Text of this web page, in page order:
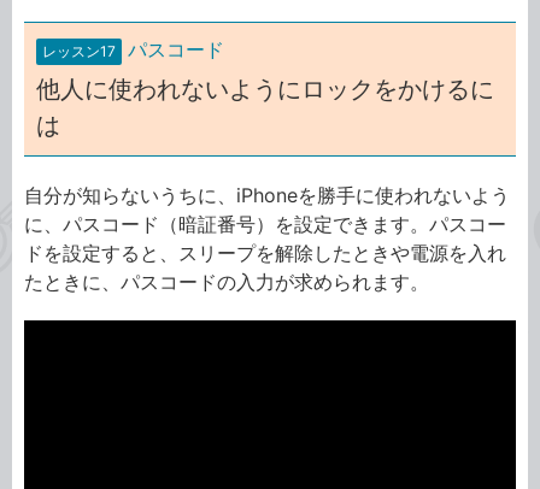
レッスン17 パスコード
他人に使われないようにロックをかけるに
は
自分が知らないうちに、iPhoneを勝手に使われないよう
に、パスコード（暗証番号）を設定できます。パスコー
ドを設定すると、スリープを解除したときや電源を入れ
たときに、パスコードの入力が求められます。